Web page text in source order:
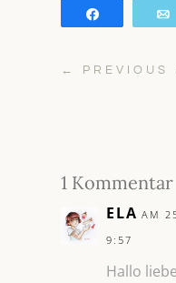
← PREVIOUS
1 Kommentar
ELA AM
9:57
Hallo